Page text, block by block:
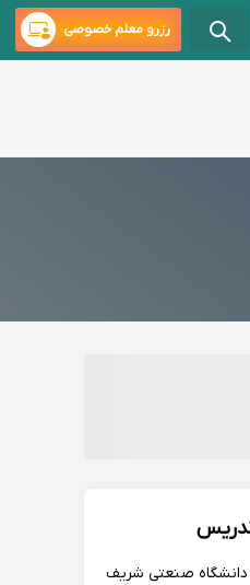
رزرو معلم خصوصی
دانشگاه صنعتی شریف